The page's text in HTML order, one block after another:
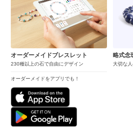
オーダーメイドブレスレット
230種以上の石で自由にデザイン
オーダーメイドをアプリでも！
略式念
大切な